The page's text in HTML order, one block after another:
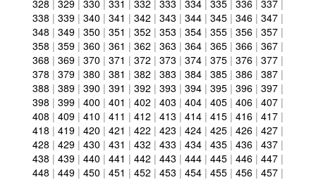
328 | 329 | 330 | 331 | 332 | 333 | 334 | 335 | 336 | 337 |
338 | 339 | 340 | 341 | 342 | 343 | 344 | 345 | 346 | 347 |
348 | 349 | 350 | 351 | 352 | 353 | 354 | 355 | 356 | 357 |
358 | 359 | 360 | 361 | 362 | 363 | 364 | 365 | 366 | 367 |
368 | 369 | 370 | 371 | 372 | 373 | 374 | 375 | 376 | 377 |
378 | 379 | 380 | 381 | 382 | 383 | 384 | 385 | 386 | 387 |
388 | 389 | 390 | 391 | 392 | 393 | 394 | 395 | 396 | 397 |
398 | 399 | 400 | 401 | 402 | 403 | 404 | 405 | 406 | 407 |
408 | 409 | 410 | 411 | 412 | 413 | 414 | 415 | 416 | 417 |
418 | 419 | 420 | 421 | 422 | 423 | 424 | 425 | 426 | 427 |
428 | 429 | 430 | 431 | 432 | 433 | 434 | 435 | 436 | 437 |
438 | 439 | 440 | 441 | 442 | 443 | 444 | 445 | 446 | 447 |
448 | 449 | 450 | 451 | 452 | 453 | 454 | 455 | 456 | 457 |